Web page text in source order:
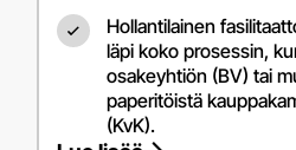
Hollantilainen
läpi koko prosessin,
osakeyhtiön (BV) tai
paperitöistä
(KvK).